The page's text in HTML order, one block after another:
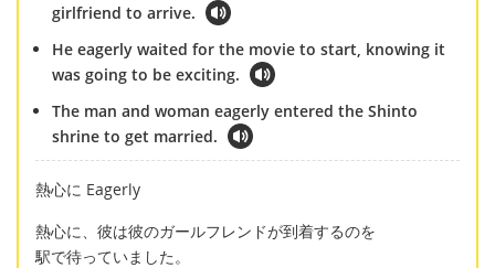
girlfriend to arrive.
He eagerly waited for the movie to start, knowing it
was going to be exciting.
The man and woman eagerly entered the Shinto
shrine to get married.
熱心に Eagerly
熱心に、彼は彼のガールフレンドが到着するのを
駅で待っていました。